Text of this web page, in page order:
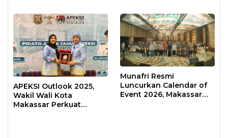
APEKSI Outlook 2025,
Wakil Wali Kota
Makassar Perkuat
Munafri Resmi
Luncurkan Calendar of
Event 2026, Makassar